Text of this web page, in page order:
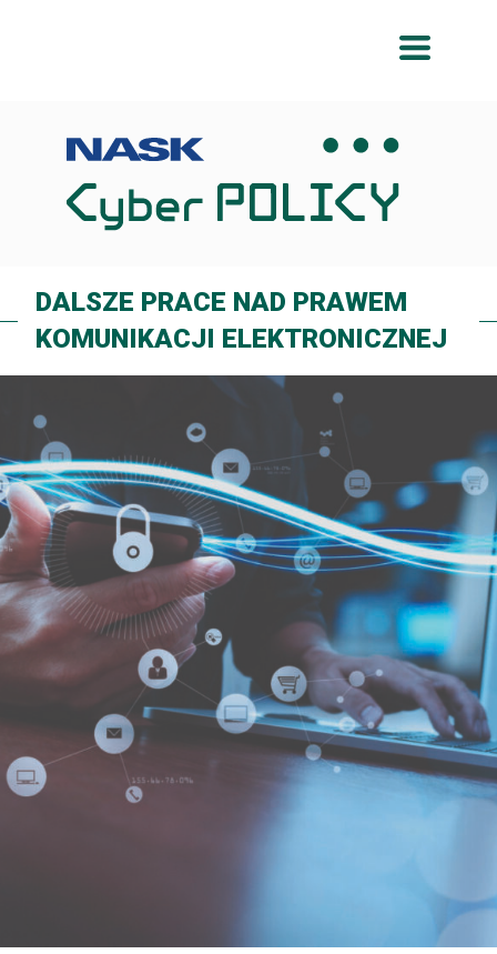
DALSZE PRACE NAD PRAWEM
KOMUNIKACJI ELEKTRONICZNEJ